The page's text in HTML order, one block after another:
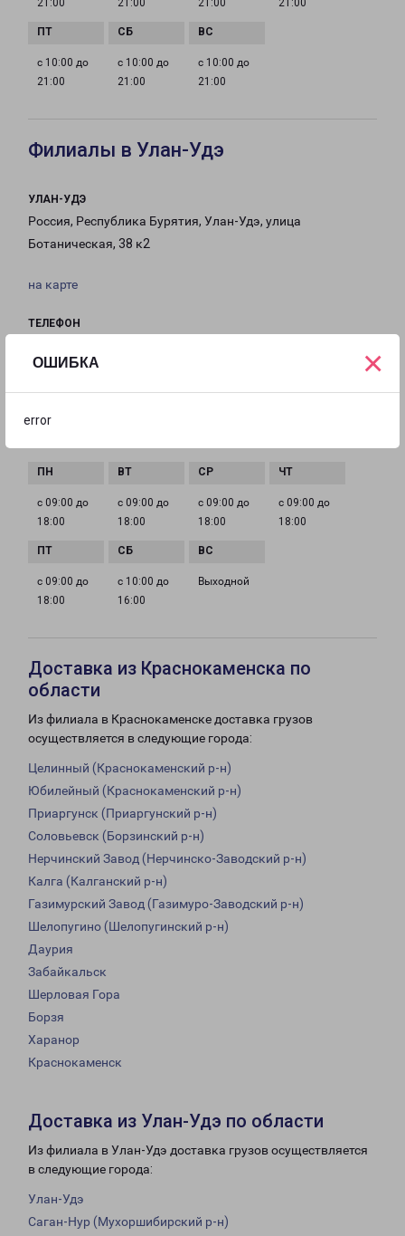
ОШИБКА
error
×
21:00 21:00 21:00 21:00
с 10:00 до
21:00
с 10:00 до
21:00
с 10:00 до
21:00
Филиалы в Улан-Удэ
УЛАН-УДЭ
Россия, Республика Бурятия, Улан-Удэ, улица
Ботаническая, 38 к2
на карте
ТЕЛЕФОН
с 09:00 до
18:00
с 09:00 до
18:00
с 09:00 до
18:00
с 09:00 до
18:00
с 09:00 до
18:00
с 10:00 до
16:00
Выходной
Доставка из Краснокаменска по
области
Из филиала в Краснокаменске доставка грузов
осуществляется в следующие города:
Целинный (Краснокаменский р-н)
Юбилейный (Краснокаменский р-н)
Приаргунск (Приаргунский р-н)
Соловьевск (Борзинский р-н)
Нерчинский Завод (Нерчинско-Заводский р-н)
Калга (Калганский р-н)
Газимурский Завод (Газимуро-Заводский р-н)
Шелопугино (Шелопугинский р-н)
Даурия
Забайкальск
Шерловая Гора
Борзя
Харанор
Краснокаменск
Доставка из Улан-Удэ по области
Из филиала в Улан-Удэ доставка грузов осуществляется
в следующие города:
Улан-Удэ
Саган-Нур (Мухоршибирский р-н)